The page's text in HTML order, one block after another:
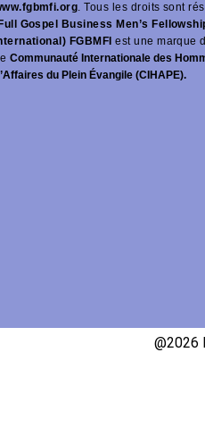
. Tous les droits sont
Gospel Business Men’s
FGBMFI est une marque
Communauté Internationale des
du Plein Évangile (CIHAPE).
@2026